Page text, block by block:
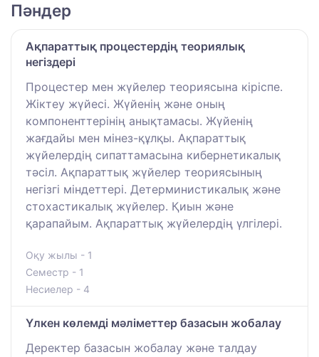
Пәндер
Ақпараттық процестердің теориялық
негіздері
Процестер мен жүйелер теориясына кіріспе.
Жіктеу жүйесі. Жүйенің және оның
компоненттерінің анықтамасы. Жүйенің
жағдайы мен мінез-құлқы. Ақпараттық
жүйелердің сипаттамасына кибернетикалық
тәсіл. Ақпараттық жүйелер теориясының
негізгі міндеттері. Детерминистикалық және
стохастикалық жүйелер. Қиын және
қарапайым. Ақпараттық жүйелердің үлгілері.
Оқу жылы - 1
Семестр - 1
Несиелер - 4
Үлкен көлемді мәліметтер базасын жобалау
Деректер базасын жобалау және талдау